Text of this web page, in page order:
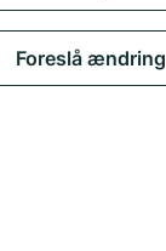
Foreslå ændring